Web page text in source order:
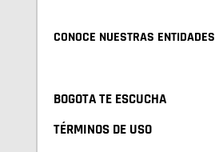
CONOCE NUESTRAS ENTIDADES
BOGOTA TE ESCUCHA
TÉRMINOS DE USO